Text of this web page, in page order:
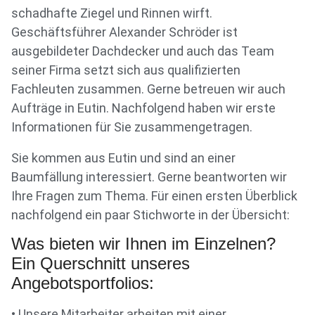
schadhafte Ziegel und Rinnen wirft.
Geschäftsführer Alexander Schröder ist
ausgebildeter Dachdecker und auch das Team
seiner Firma setzt sich aus qualifizierten
Fachleuten zusammen. Gerne betreuen wir auch
Aufträge in Eutin. Nachfolgend haben wir erste
Informationen für Sie zusammengetragen.
Sie kommen aus Eutin und sind an einer
Baumfällung interessiert. Gerne beantworten wir
Ihre Fragen zum Thema. Für einen ersten Überblick
nachfolgend ein paar Stichworte in der Übersicht:
Was bieten wir Ihnen im Einzelnen?
Ein Querschnitt unseres
Angebotsportfolios: